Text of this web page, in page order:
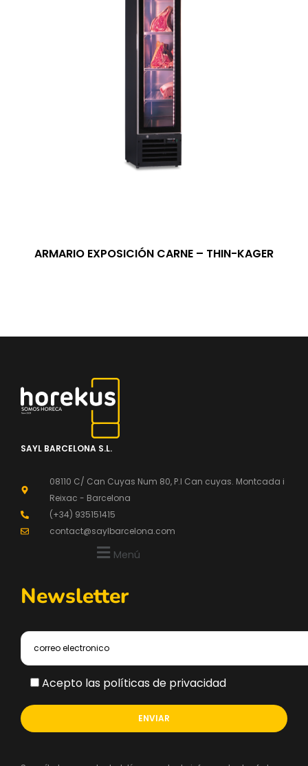
ARMARIO EXPOSICIÓN CARNE – THIN-KAGER
SAYL BARCELONA S.L.
08110 C/ Can Cuyas Num 80, P.l Can cuyas. Montcada i
Reixac - Barcelona
(+34) 935151415
contact@saylbarcelona.com
Menú
Newsletter
Acepto las políticas de privacidad